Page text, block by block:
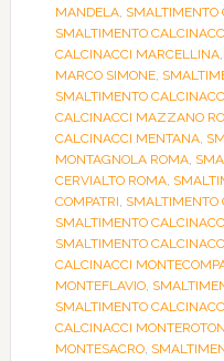
MANDELA,
SMALTIMENTO
CALCINACCI MARCELLINA,
MARCO SIMONE,
SMALTIMENTO
CALCINACCI MAZZANO
CALCINACCI MENTANA,
MONTAGNOLA ROMA,
CERVIALTO ROMA,
COMPATRI, SMALTIMENTO
SMALTIMENTO
SMALTIMENTO
CALCINACCI
MONTEFLAVIO,
SMALTIMENTO
CALCINACCI
MONTESACRO,